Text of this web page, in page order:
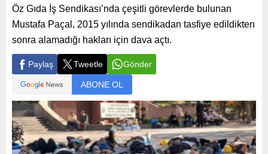
Öz Gıda İş Sendikası’nda çeşitli görevlerde bulunan
Mustafa Paçal, 2015 yılında sendikadan tasfiye edildikten
sonra alamadığı hakları için dava açtı.
Paylaş Tweetle Gönder
ABONE OL